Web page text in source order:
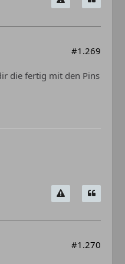
#1.269
die fertig mit den Pins
#1.270